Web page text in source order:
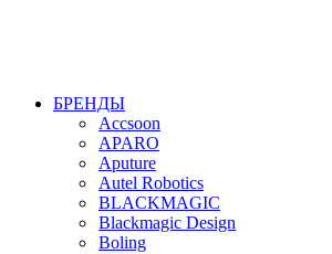
БРЕНДЫ
Accsoon
APARO
Aputure
Autel Robotics
BLACKMAGIC
Blackmagic Design
Boling